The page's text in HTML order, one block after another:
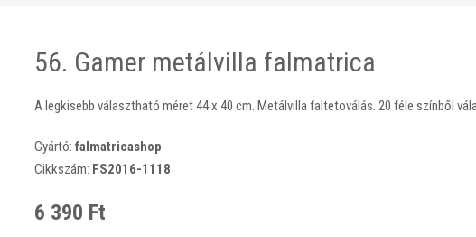
56. Gamer metálvilla falmatrica
A legkisebb választható méret 44 x 40 cm. Metálvilla faltetoválás. 20 féle színből
Gyártó: falmatricashop
Cikkszám: FS2016-1118
6 390 Ft